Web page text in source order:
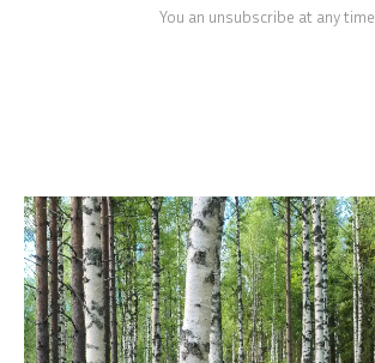
You an unsubscribe at any time.